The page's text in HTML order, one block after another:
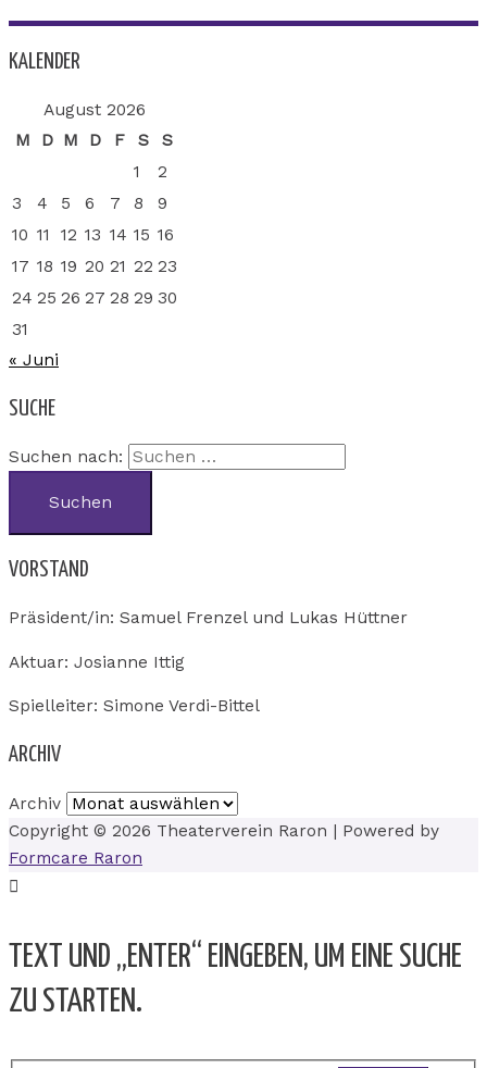
KALENDER
August 2026
M
D M D F S
S
1
2
3
4 5 6 7 8
9
10 11 12 13 14 15 16
17 18 19 20 21 22 23
24 25 26 27 28 29 30
31
« Juni
SUCHE
Suchen nach:
VORSTAND
Präsident/in: Samuel Frenzel und Lukas Hüttner
Aktuar: Josianne Ittig
Spielleiter: Simone Verdi-Bittel
ARCHIV
Archiv
Copyright © 2026 Theaterverein Raron | Powered by
Formcare Raron
TEXT UND „ENTER“ EINGEBEN, UM EINE SUCHE
ZU STARTEN.